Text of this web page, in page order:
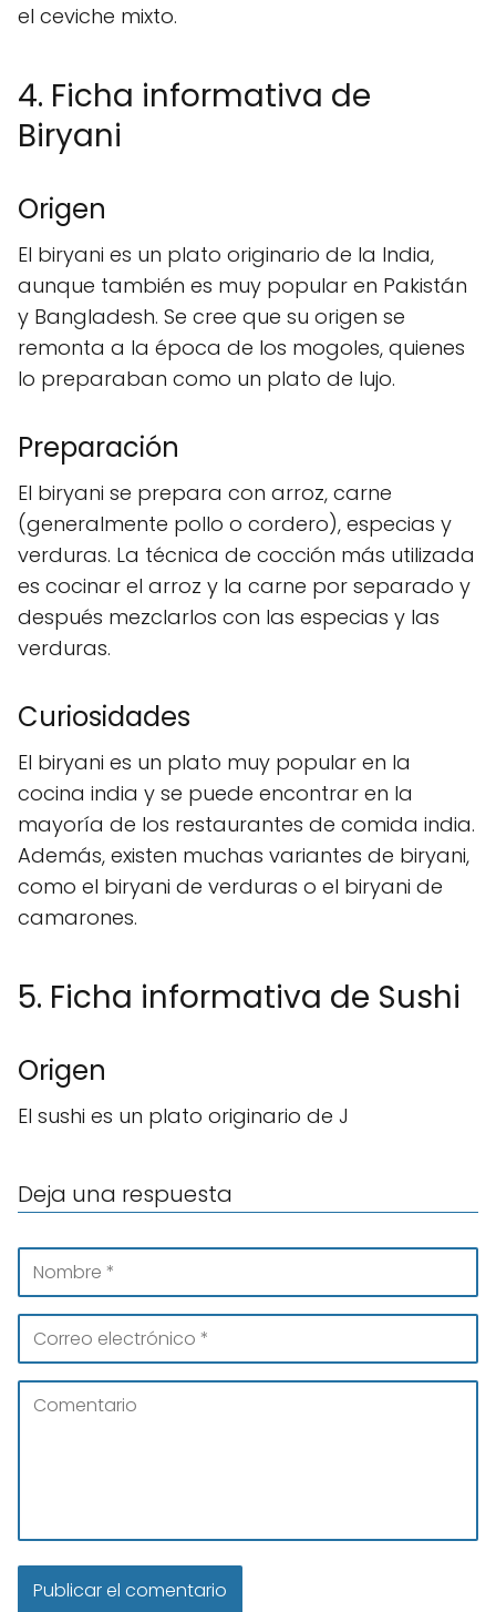
el ceviche mixto.
4. Ficha informativa de
Biryani
Origen
El biryani es un plato originario de la India,
aunque también es muy popular en Pakistán
y Bangladesh. Se cree que su origen se
remonta a la época de los mogoles, quienes
lo preparaban como un plato de lujo.
Preparación
El biryani se prepara con arroz, carne
(generalmente pollo o cordero), especias y
verduras. La técnica de cocción más utilizada
es cocinar el arroz y la carne por separado y
después mezclarlos con las especias y las
verduras.
Curiosidades
El biryani es un plato muy popular en la
cocina india y se puede encontrar en la
mayoría de los restaurantes de comida india.
Además, existen muchas variantes de biryani,
como el biryani de verduras o el biryani de
camarones.
5. Ficha informativa de Sushi
Origen
El sushi es un plato originario de J
Deja una respuesta